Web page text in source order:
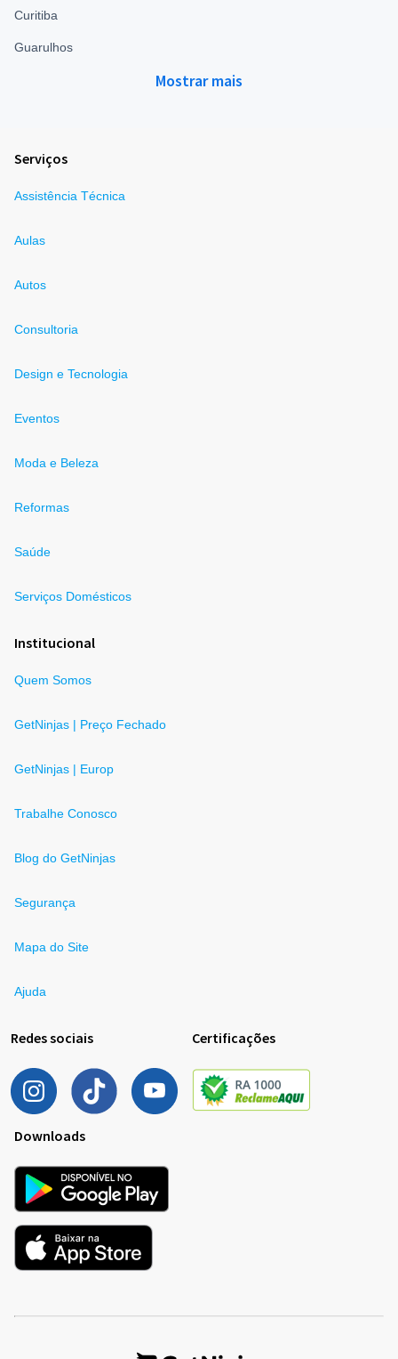
Curitiba
Guarulhos
Mostrar mais
Serviços
Assistência Técnica
Aulas
Autos
Consultoria
Design e Tecnologia
Eventos
Moda e Beleza
Reformas
Saúde
Serviços Domésticos
Institucional
Quem Somos
GetNinjas | Preço Fechado
GetNinjas | Europ
Trabalhe Conosco
Blog do GetNinjas
Segurança
Mapa do Site
Ajuda
Redes sociais Certificações
Downloads